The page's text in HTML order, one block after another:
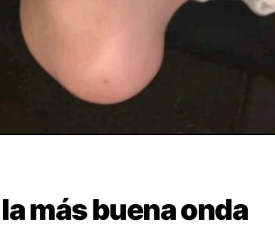
más buena onda